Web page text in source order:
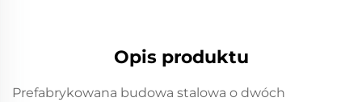
Opis produktu
Prefabrykowana budowa stalowa o dwóch